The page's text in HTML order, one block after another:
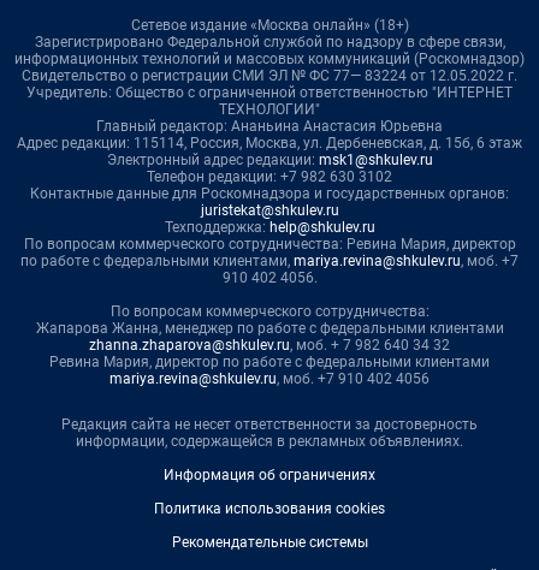
Сетевое издание «Москва онлайн» (18+)
Зарегистрировано Федеральной службой по надзору в сфере связи,
информационных технологий и массовых коммуникаций (Роскомнадзор)
Свидетельство о регистрации СМИ ЭЛ № ФС 77— 83224 от 12.05.2022 г.
Учредитель: Общество с ограниченной ответственностью "ИНТЕРНЕТ
ТЕХНОЛОГИИ"
Главный редактор: Ананьина Анастасия Юрьевна
Адрес редакции: 115114, Россия, Москва, ул. Дербеневская, д. 15б, 6 этаж
Электронный адрес редакции: msk1@shkulev.ru
Телефон редакции: +7 982 630 3102
Контактные данные для Роскомнадзора и государственных органов:
juristekat@shkulev.ru
Техподдержка: help@shkulev.ru
По вопросам коммерческого сотрудничества: Ревина Мария, директор
по работе с федеральными клиентами, mariya.revina@shkulev.ru, моб. +7
910 402 4056.
По вопросам коммерческого сотрудничества:
Жапарова Жанна, менеджер по работе с федеральными клиентами
zhanna.zhaparova@shkulev.ru, моб. + 7 982 640 34 32
Ревина Мария, директор по работе с федеральными клиентами
mariya.revina@shkulev.ru, моб. +7 910 402 4056
Редакция сайта не несет ответственности за достоверность
информации, содержащейся в рекламных объявлениях.
Информация об ограничениях
Политика использования cookies
Рекомендательные системы